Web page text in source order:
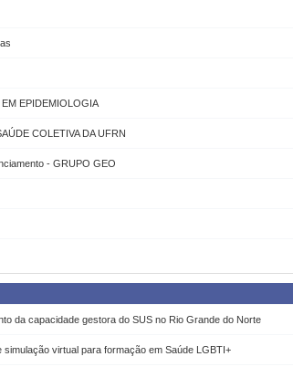
EPIDEMIOLOGIA
COLETIVA DA UFRN
- GRUPO GEO
da capacidade gestora do SUS no Rio Grande do Norte
virtual para formação em Saúde LGBTI+